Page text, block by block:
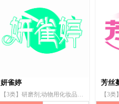
妍雀婷
【3类】研磨剂;动物用化妆品;香精油;去污剂;洗衣剂;香;牙膏;祛斑霜;鞋油;空气芳香剂
芳丝